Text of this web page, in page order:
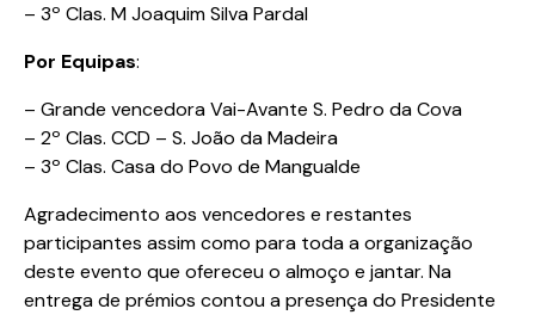
– 3º Clas. M Joaquim Silva Pardal
Por Equipas:
– Grande vencedora Vai-Avante S. Pedro da Cova
– 2º Clas. CCD – S. João da Madeira
– 3º Clas. Casa do Povo de Mangualde
Agradecimento aos vencedores e restantes
participantes assim como para toda a organização
deste evento que ofereceu o almoço e jantar. Na
entrega de prémios contou a presença do Presidente